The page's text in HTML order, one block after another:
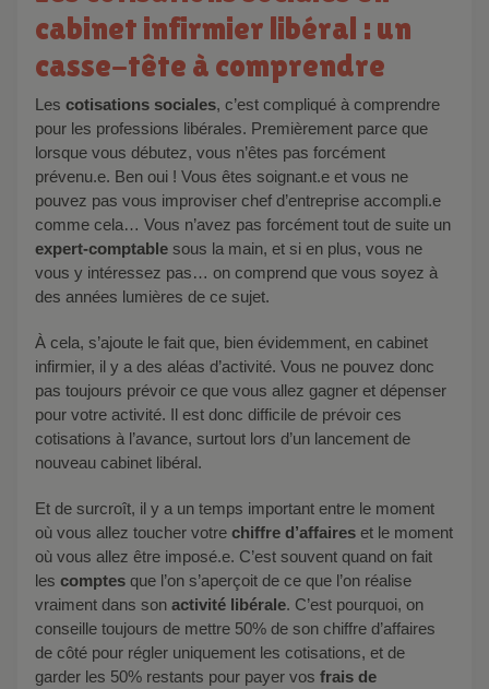
cabinet infirmier libéral : un
casse-tête à comprendre
Les cotisations sociales, c’est compliqué à comprendre
pour les professions libérales. Premièrement parce que
lorsque vous débutez, vous n’êtes pas forcément
prévenu.e. Ben oui ! Vous êtes soignant.e et vous ne
pouvez pas vous improviser chef d’entreprise accompli.e
comme cela… Vous n’avez pas forcément tout de suite un
expert-comptable sous la main, et si en plus, vous ne
vous y intéressez pas… on comprend que vous soyez à
des années lumières de ce sujet.
À cela, s’ajoute le fait que, bien évidemment, en cabinet
infirmier, il y a des aléas d’activité. Vous ne pouvez donc
pas toujours prévoir ce que vous allez gagner et dépenser
pour votre activité. Il est donc difficile de prévoir ces
cotisations à l’avance, surtout lors d’un lancement de
nouveau cabinet libéral.
Et de surcroît, il y a un temps important entre le moment
où vous allez toucher votre chiffre d’affaires et le moment
où vous allez être imposé.e. C’est souvent quand on fait
les comptes que l’on s’aperçoit de ce que l’on réalise
vraiment dans son activité libérale. C’est pourquoi, on
conseille toujours de mettre 50% de son chiffre d’affaires
de côté pour régler uniquement les cotisations, et de
garder les 50% restants pour payer vos frais de